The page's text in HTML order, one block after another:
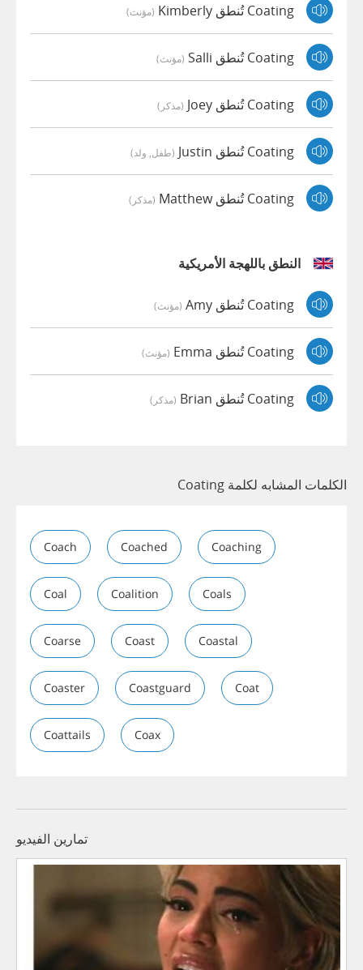
Coating تُنطق Kimberly (مؤنث)
Coating تُنطق Salli (مؤنث)
Coating تُنطق Joey (مذكر)
Coating تُنطق Justin (طفل, ولد)
Coating تُنطق Matthew (مذكر)
النطق باللهجة الأمريكية
Coating تُنطق Amy (مؤنث)
Coating تُنطق Emma (مؤنث)
Coating تُنطق Brian (مذكر)
الكلمات المشابه لكلمة Coating
Coach Coached Coaching
Coal Coalition Coals
Coarse Coast Coastal
Coaster Coastguard Coat
Coattails Coax
تمارين الفيديو